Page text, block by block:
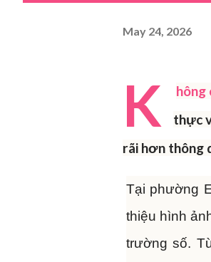
May 24, 2026
K
hông
thực
rãi hơn thông
Tại phường
thiệu hình
trường số.